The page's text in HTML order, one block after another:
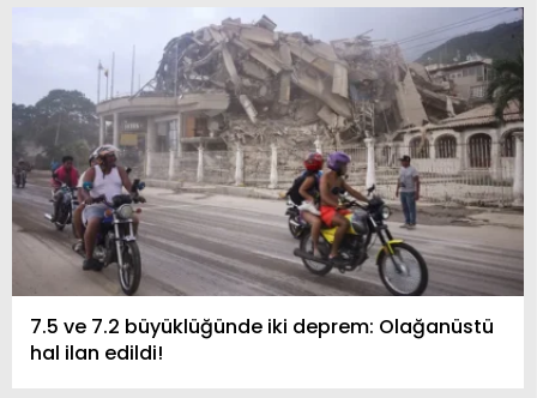
7.5 ve 7.2 büyüklüğünde iki deprem: Olağanüstü
hal ilan edildi!